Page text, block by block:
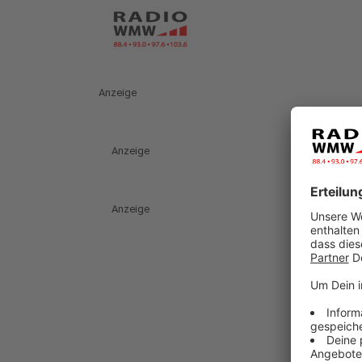
Anzeige
Anzeige
Anzeige